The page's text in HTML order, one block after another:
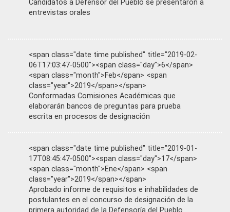
Candidatos a Defensor del Pueblo se presentaron a
entrevistas orales
<span class="date time published" title="2019-02-
06T17:03:47-0500"><span class="day">6</span>
<span class="month">Feb</span> <span
class="year">2019</span></span>
Conformadas Comisiones Académicas que
elaborarán bancos de preguntas para prueba
escrita en procesos de designación
<span class="date time published" title="2019-01-
17T08:45:47-0500"><span class="day">17</span>
<span class="month">Ene</span> <span
class="year">2019</span></span>
Aprobado informe de requisitos e inhabilidades de
postulantes en el concurso de designación de la